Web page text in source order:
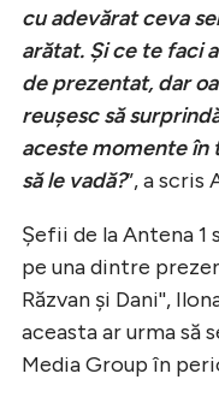
cu adevărat ceva
arătat. Și ce te faci
de prezentat, dar
reușesc să
aceste momente în
să le vadă?”, a scris
Șefii de la Antena 1
pe una dintre
Răzvan și Dani'',
aceasta ar urma să
Media Group în